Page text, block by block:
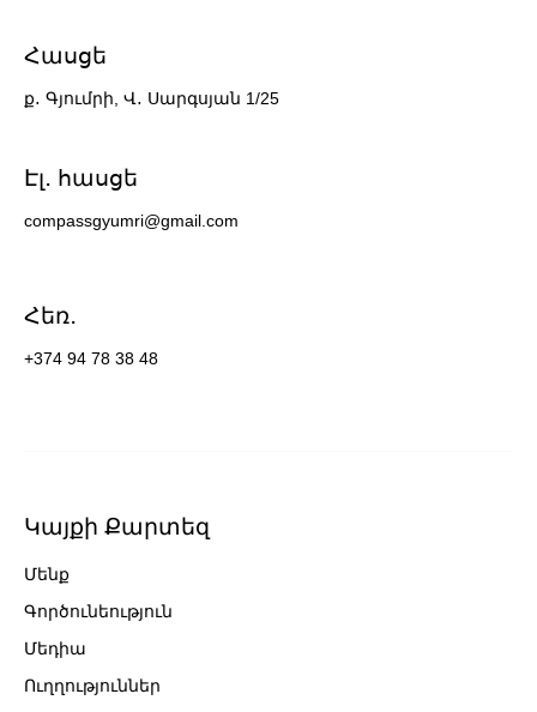
Հասցե
ք․ Գյումրի, Վ․ Սարգսյան 1/25
Էլ․ հասցե
compassgyumri@gmail.com
Հեռ․
+374 94 78 38 48
Կայքի Քարտեզ
Մենք
Գործունեություն
Մեդիա
Ուղղություններ